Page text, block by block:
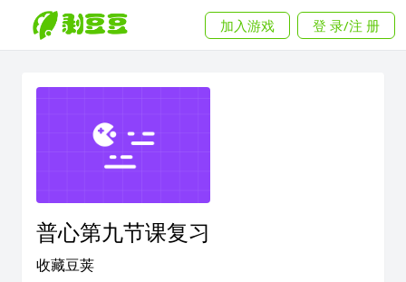
加入游戏 登 录/注 册
普心第九节课复习
收藏豆荚